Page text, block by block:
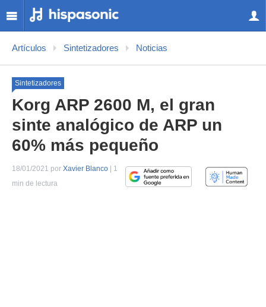
Artículos Sintetizadores Noticias
Sintetizadores
Korg ARP 2600 M, el gran
sinte analógico de ARP un
60% más pequeño
18/01/2021 por Xavier Blanco | 1
min de lectura